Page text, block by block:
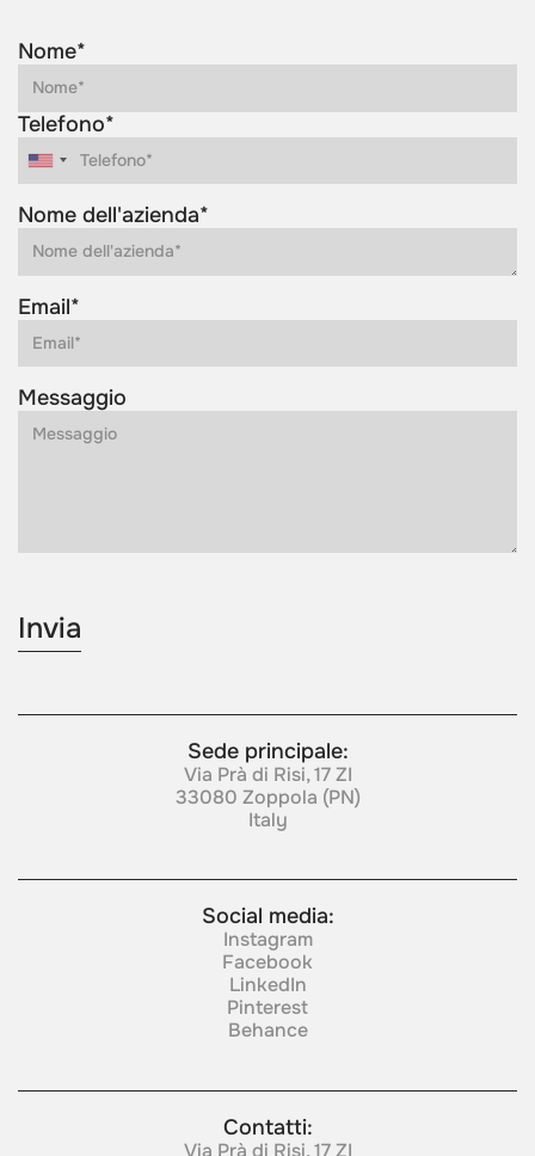
Nome*
Telefono*
Nome dell'azienda*
Email*
Messaggio
Sede principale:
Via Prà di Risi, 17 ZI
33080 Zoppola (PN)
Italy
Social media:
Instagram
Facebook
LinkedIn
Pinterest
Behance
Contatti:
Via Prà di Risi, 17 ZI